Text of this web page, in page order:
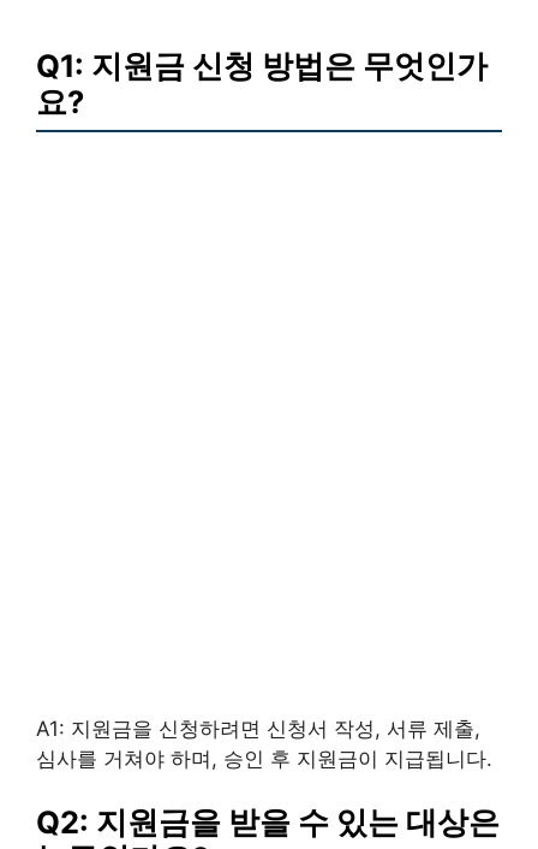
Q1: 지원금 신청 방법은 무엇인가
요?
A1: 지원금을 신청하려면 신청서 작성, 서류 제출,
심사를 거쳐야 하며, 승인 후 지원금이 지급됩니다.
Q2: 지원금을 받을 수 있는 대상은